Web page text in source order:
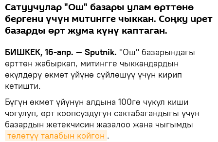
Сатуучулар "Ош" базары улам өрттөнө
бергени үчүн митингге чыккан. Соңку ирет
базарды өрт жума күнү каптаган.
БИШКЕК, 16-апр. — Sputnik. "Ош" базарындагы
өрттөн жабыркап, митингге чыккандардын
өкүлдөрү өкмөт үйүнө сүйлөшүү үчүн кирип
кетишти.
Бүгүн өкмөт үйүнүн алдына 100гө чукул киши
чогулуп, өрт коопсуздугун сактабагандыгы үчүн
базардын жетекчисин жазалоо жана чыгымды
төлөтүү талабын койгон .